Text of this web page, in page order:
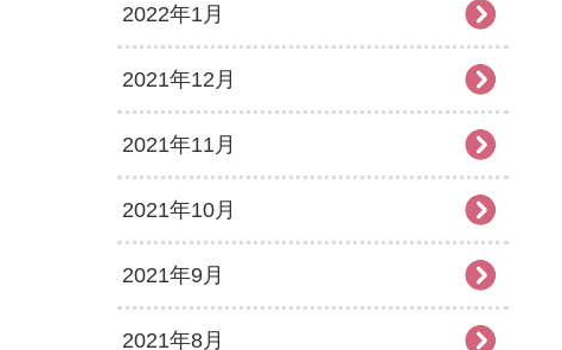
2022年1月
2021年12月
2021年11月
2021年10月
2021年9月
2021年8月